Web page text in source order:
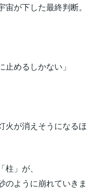
が下した最終判断。
止めるしかない」
火が消えそうになるほ
」が、
のように崩れていきま